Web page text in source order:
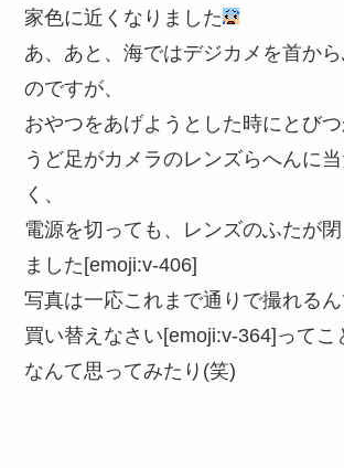
家色に近くなりました
あ、あと、海ではデジカメを首か
のですが、
おやつをあげようとした時にとび
うど足がカメラのレンズらへんに
く、
電源を切っても、レンズのふたが
ました[emoji:v-406]
写真は一応これまで通りで撮れるん
買い替えなさい[emoji:v-364]ってこ
なんて思ってみたり(笑)